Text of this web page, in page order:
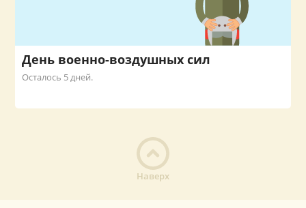
День военно-воздушных сил
Осталось 5 дней.
Наверх